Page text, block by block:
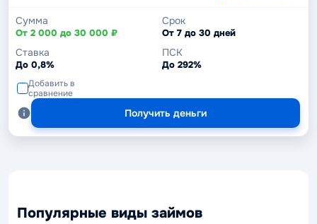
Сумма
От 2 000 до 30 000 ₽
Срок
От 7 до 30 дней
Ставка
До 0,8%
ПСК
До 292%
Добавить в
сравнение
Получить деньги
Популярные виды займов